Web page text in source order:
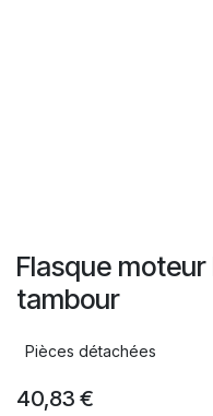
Flasque
tambour
Pièces détachées
40,83 €